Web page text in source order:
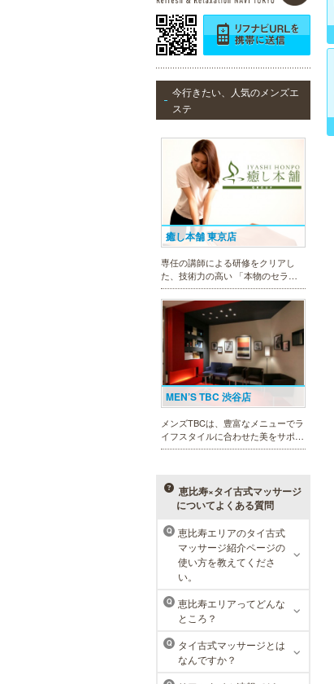
今行きたい、人気のメンズエ
ステ
癒し本舗 東京店
専任の講師による研修をクリアし
た、技術力の高い 「本物のセラピ
スト」 のみ在籍しております。是
非、お気軽にお問い合わせくださ
い！
MEN’S TBC 渋谷店
メンズTBCは、豊富なメニューでラ
イフスタイルに合わせた美をサポー
トします。今男性にも人気の脱毛、
ならではの技術と実績が人気のひみ
つです。
ラ・パルレ 池袋本店
ラ・パルレはそれぞれの男性のライ
フスタイルに合った豊富なメニュー
で、男性の美をサポート。第一印象
UPに貢献致します。脱毛や引き締
め、フェイシャル等、初めての方で
も安心の体験コースも多数ご用意。
恵比寿×タイ古式マッサージ
についてよくある質問
Q
恵比寿エリアのタイ古式
マッサージ紹介ページの
使い方を教えてくださ
い。
Q
恵比寿エリアってどんな
ところ？
Q
タイ古式マッサージとは
なんですか？